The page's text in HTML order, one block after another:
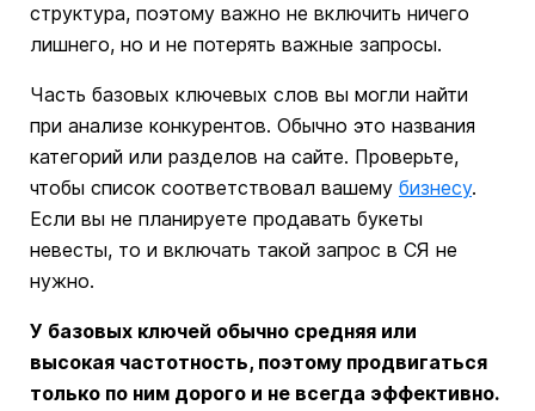
структура, поэтому важно не включить ничего
лишнего, но и не потерять важные запросы.
Часть базовых ключевых слов вы могли найти
при анализе конкурентов. Обычно это названия
категорий или разделов на сайте. Проверьте,
чтобы список соответствовал вашему бизнесу.
Если вы не планируете продавать букеты
невесты, то и включать такой запрос в СЯ не
нужно.
У базовых ключей обычно средняя или
высокая частотность, поэтому продвигаться
только по ним дорого и не всегда эффективно.